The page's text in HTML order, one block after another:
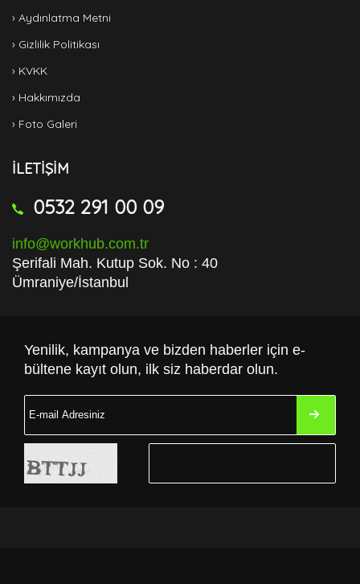
› Aydınlatma Metni
› Gizlilik Politikası
› KVKK
› Hakkımızda
› Foto Galeri
İLETİŞİM
0532 291 00 09
info@workhub.com.tr
Şerifali Mah. Kutup Sok. No : 40
Ümraniye/İstanbul
Yenilik, kampanya ve bizden haberler için e-
bültene kayıt olun, ilk siz haberdar olun.